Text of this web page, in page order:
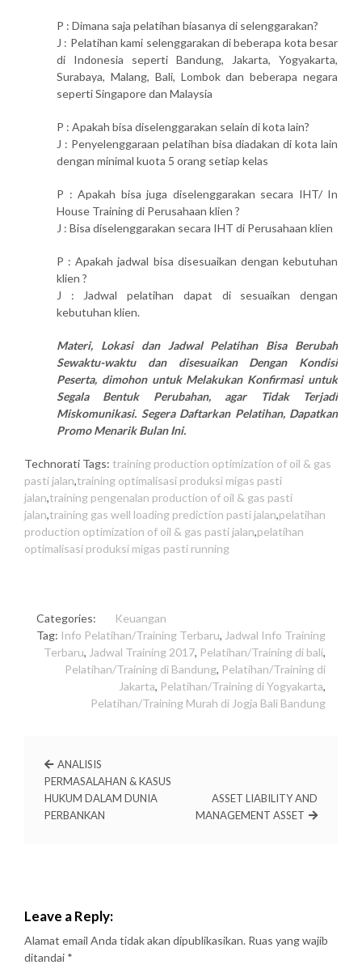
P : Dimana saja pelatihan biasanya di selenggarakan?
J : Pelatihan kami selenggarakan di beberapa kota besar
di Indonesia seperti Bandung, Jakarta, Yogyakarta,
Surabaya, Malang, Bali, Lombok dan beberapa negara
seperti Singapore dan Malaysia
P : Apakah bisa diselenggarakan selain di kota lain?
J : Penyelenggaraan pelatihan bisa diadakan di kota lain
dengan minimal kuota 5 orang setiap kelas
P : Apakah bisa juga diselenggarakan secara IHT/ In
House Training di Perusahaan klien ?
J : Bisa diselenggarakan secara IHT di Perusahaan klien
P : Apakah jadwal bisa disesuaikan dengan kebutuhan
klien ?
J : Jadwal pelatihan dapat di sesuaikan dengan
kebutuhan klien.
Materi, Lokasi dan Jadwal Pelatihan Bisa Berubah
Sewaktu-waktu dan disesuaikan Dengan Kondisi
Peserta, dimohon untuk Melakukan Konfirmasi untuk
Segala Bentuk Perubahan, agar Tidak Terjadi
Miskomunikasi. Segera Daftarkan Pelatihan, Dapatkan
Promo Menarik Bulan Ini.
Technorati Tags: training production optimization of oil & gas
pasti jalan,training optimalisasi produksi migas pasti
jalan,training pengenalan production of oil & gas pasti
jalan,training gas well loading prediction pasti jalan,pelatihan
production optimization of oil & gas pasti jalan,pelatihan
optimalisasi produksi migas pasti running
Categories:
Keuangan
Tag: Info Pelatihan/Training Terbaru, Jadwal Info Training
Terbaru, Jadwal Training 2017, Pelatihan/Training di bali,
Pelatihan/Training di Bandung, Pelatihan/Training di
Jakarta, Pelatihan/Training di Yogyakarta,
Pelatihan/Training Murah di Jogja Bali Bandung
ANALISIS
PERMASALAHAN & KASUS
HUKUM DALAM DUNIA
PERBANKAN
ASSET LIABILITY AND
MANAGEMENT ASSET
Leave a Reply:
Alamat email Anda tidak akan dipublikasikan. Ruas yang wajib
ditandai *